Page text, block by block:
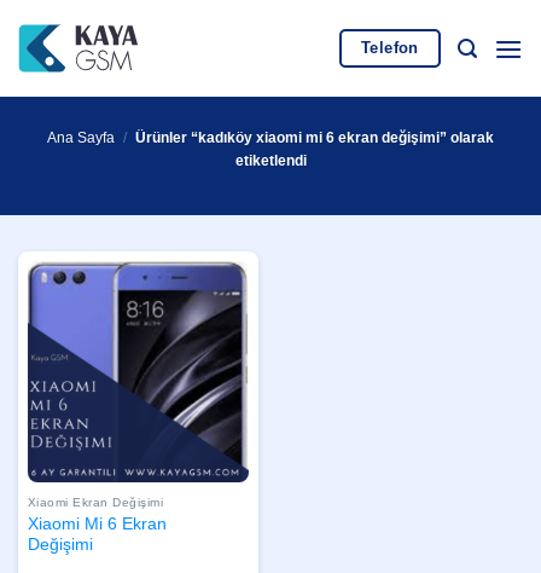
atla
Telefon
Ana Sayfa / Ürünler “kadıköy xiaomi mi 6 ekran değişimi” olarak
etiketlendi
Xiaomi Ekran Değişimi
Xiaomi Mi 6 Ekran
Değişimi